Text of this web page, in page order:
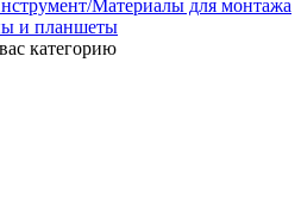
Материалы для монтажа
и планшеты
категорию